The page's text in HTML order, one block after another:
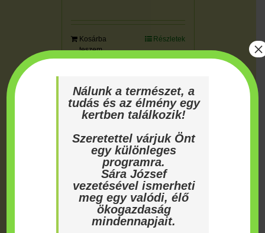
Kosárba
teszem
Részletek
Keresés a honlapon:
Keresés
Bemutatóvideóink a YouTube-on
Ciprusok, cédrusok, fenyőfélék
Nálunk a természet, a
tudás és az élmény egy
kertben találkozik!
Szeretettel várjuk Önt
egy különleges
programra.
Sára József
vezetésével ismerheti
meg egy valódi, élő
ökogazdaság
mindennapjait.
×